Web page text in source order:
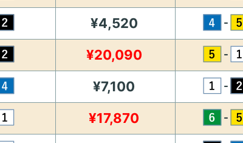
¥4,520 -
¥20,090 -
¥7,100 -
¥17,870 -